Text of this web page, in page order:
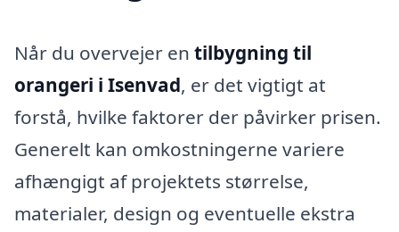
Når du overvejer en tilbygning til
orangeri i Isenvad, er det vigtigt at
forstå, hvilke faktorer der påvirker prisen.
Generelt kan omkostningerne variere
afhængigt af projektets størrelse,
materialer, design og eventuelle ekstra